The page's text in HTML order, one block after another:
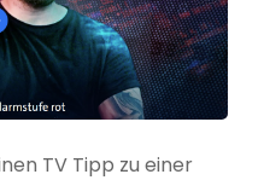
TV Tipp zu einer